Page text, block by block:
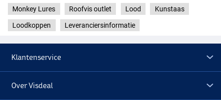
Monkey Lures Roofvis outlet Lood Kunstaas
Loodkoppen Leveranciersinformatie
Klantenservice
Over Visdeal